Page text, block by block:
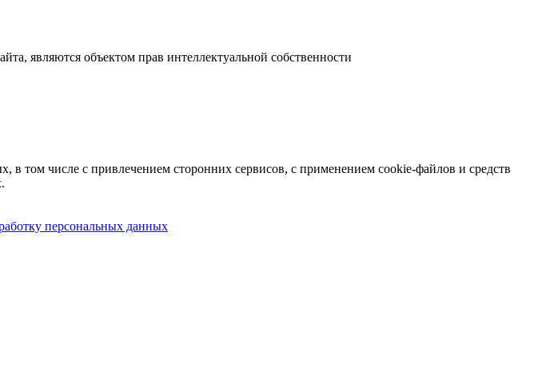
являются объектом прав интеллектуальной собственности
в том числе с привлечением сторонних сервисов, с применением cookie-файлов и средств
персональных данных